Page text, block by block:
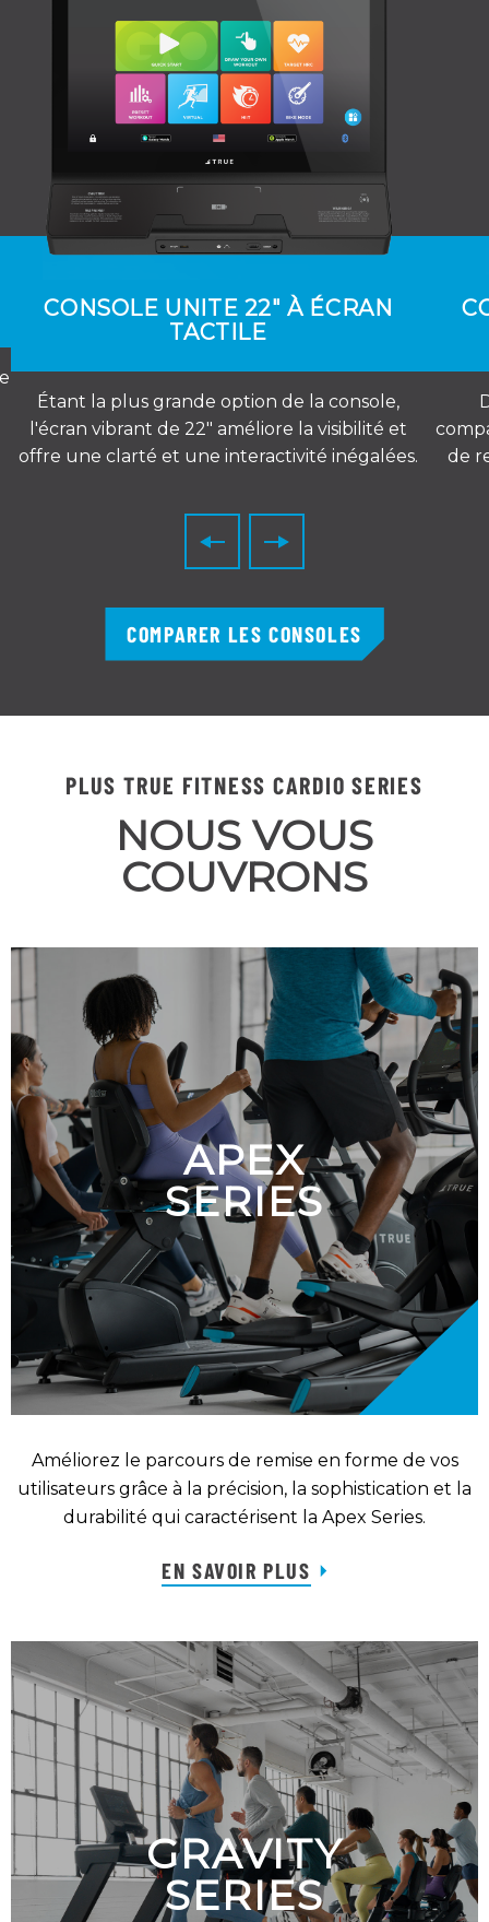
CONSOLE UNITE 22" À ÉCRAN
TACTILE
Étant la plus grande option de la console,
l'écran vibrant de 22″ améliore la visibilité et
offre une clarté et une interactivité inégalées.
de
COMPARER LES CONSOLES
PLUS TRUE FITNESS CARDIO SERIES
NOUS VOUS
COUVRONS
APEX
SERIES
Améliorez le parcours de remise en forme de vos
utilisateurs grâce à la précision, la sophistication et la
durabilité qui caractérisent la Apex Series.
EN SAVOIR PLUS
GRAVITY
SERIES